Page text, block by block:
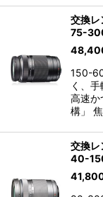
交換
75-
150-
く、
高速か
構」
交換
40-